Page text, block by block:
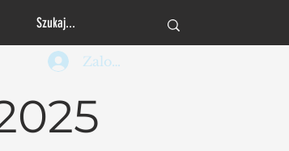
Zaloguj się